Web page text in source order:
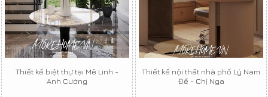
Thiết kế biệt thự tại Mê Linh -
Anh Cường
Thiết kế nội thất nhà phố Lý Nam
Đế - Chị Nga